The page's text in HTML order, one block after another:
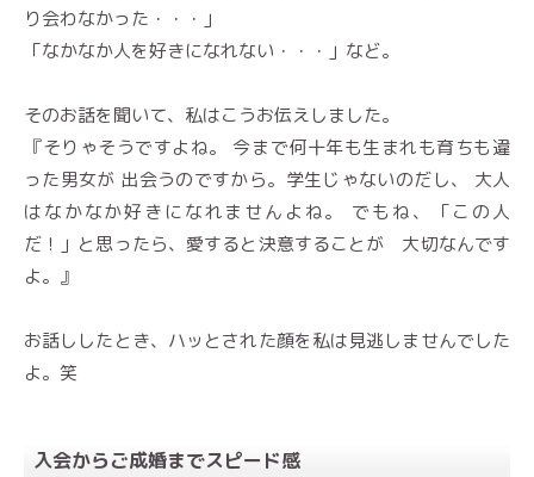
り会わなかった・・・」
「なかなか人を好きになれない・・・」など。
そのお話を聞いて、私はこうお伝えしました。
『そりゃそうですよね。 今まで何十年も生まれも育ちも違
った男女が 出会うのですから。学生じゃないのだし、 大人
はなかなか好きになれませんよね。 でもね、「この人
だ！」と思ったら、愛すると決意することが 大切なんです
よ。』
お話ししたとき、ハッとされた顔を私は見逃しませんでした
よ。笑
入会からご成婚までスピード感